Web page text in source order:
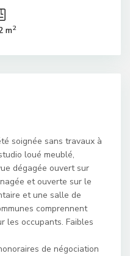
m2
soignée sans travaux à
loué meublé,
dégagée ouvert sur
et ouverte sur le
et une salle de
comprennent
les occupants. Faibles
de négociation